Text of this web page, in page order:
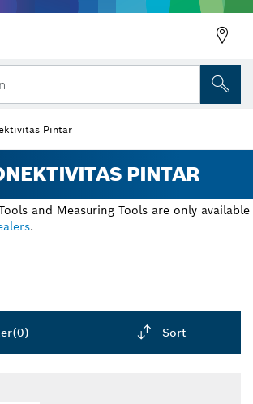
Pintar
PINTAR
and Measuring Tools are only available
.
(0) Sort